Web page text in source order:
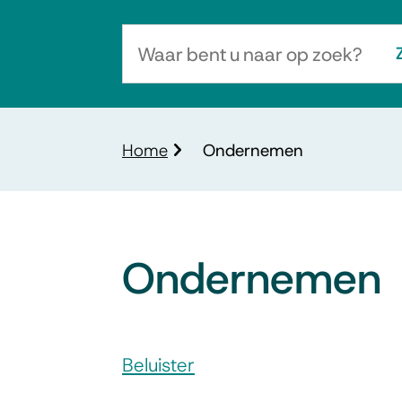
u
op
zoek?
Kruimelpad
Home Ondernemen
Ondernemen
Assistentie
Beluister